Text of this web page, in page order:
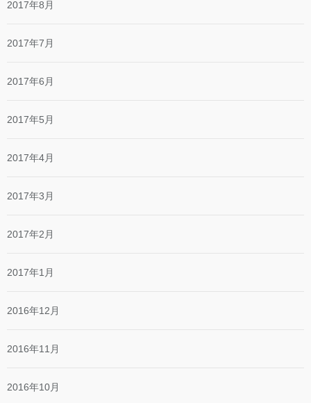
2017年8月
2017年7月
2017年6月
2017年5月
2017年4月
2017年3月
2017年2月
2017年1月
2016年12月
2016年11月
2016年10月